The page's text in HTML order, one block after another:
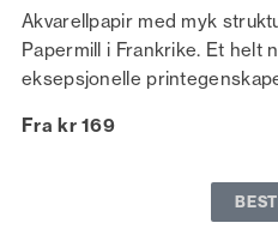
Akvarellpapir med myk
Papermill i Frankrike. Et helt
eksepsjonelle
Fra kr 169